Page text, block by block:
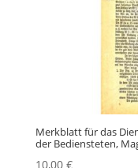
Merkblatt für das
der Bediensteten,
10,00 €